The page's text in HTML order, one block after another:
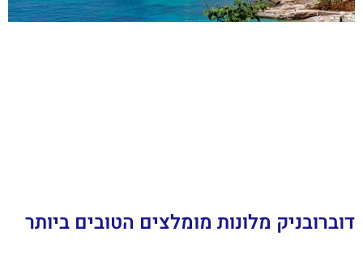
דוברובניק מלונות מומלצים הטובים ביותר